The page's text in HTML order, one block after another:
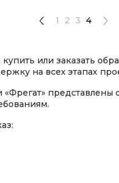
1 2 3 4
или заказать
на всех этапах